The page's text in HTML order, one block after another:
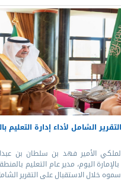
الشامل لأداء إدارة التعليم
الأمير فهد بن سلطان بن
اليوم، مدير عام التعليم
خلال الاستقبال على التقرير